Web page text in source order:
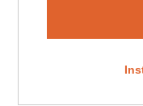
Zalenoverzicht
Arrangementen